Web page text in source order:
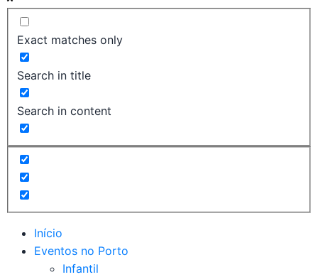
Exact matches only
Search in title
Search in content
Início
Eventos no Porto
Infantil